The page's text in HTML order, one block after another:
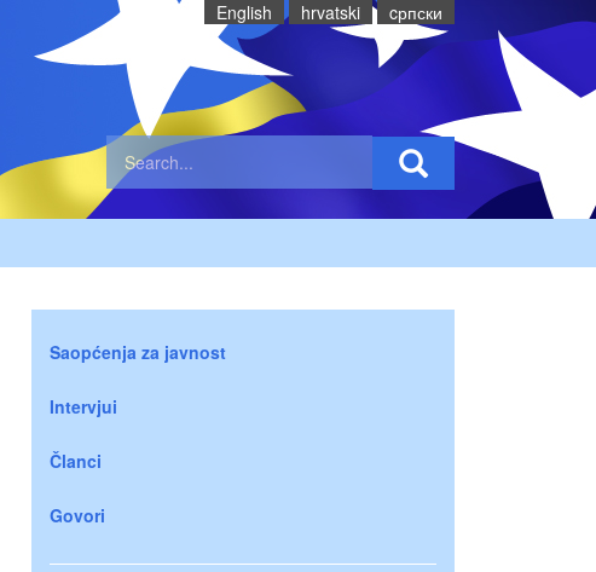
English hrvatski cрпски
Saopćenja za javnost
Intervjui
Članci
Govori